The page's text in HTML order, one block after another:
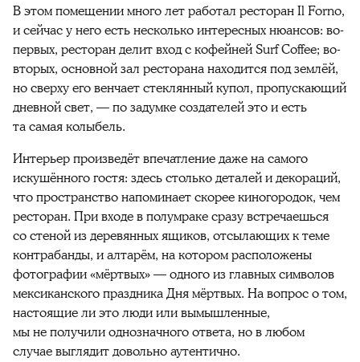
В этом помещении много лет работал ресторан Il Forno,
и сейчас у него есть несколько интересных нюансов: во-
первых, ресторан делитвходс кофейней Surf Coffee; во-
вторых, основной зал ресторана находится под землёй,
но сверху еговенчаетстеклянный купол, пропускающий
дневной свет, — по задумке создателейэто и есть
та самая колыбель.
Интерьер произведёт впечатление даже на самого
искушённого гостя: здесь столько деталей и декораций,
что пространство напоминает скорее киногородок, чем
ресторан. При входе в полумраке сразу встречаешься
со стеной из деревянных ящиков, отсылающих к теме
контрабанды, и алтарём, на котором расположены
фотографии «мёртвых» — одного из главных символов
мексиканского праздника Дня мёртвых. На вопрос о том,
настоящие ли это люди или вымышленные,
мы не получили однозначного ответа, но в любом
случаевыглядитдовольно аутентично.